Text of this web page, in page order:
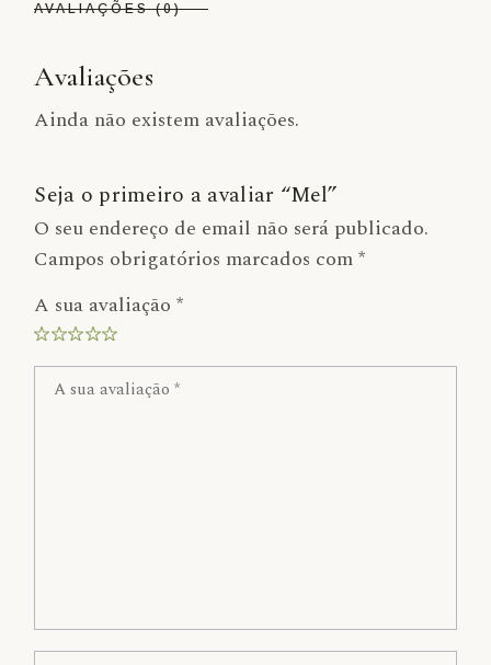
AVALIAÇÕES (0)
Avaliações
Ainda não existem avaliações.
Seja o primeiro a avaliar “Mel”
O seu endereço de email não será publicado.
Campos obrigatórios marcados com*
A sua avaliação*